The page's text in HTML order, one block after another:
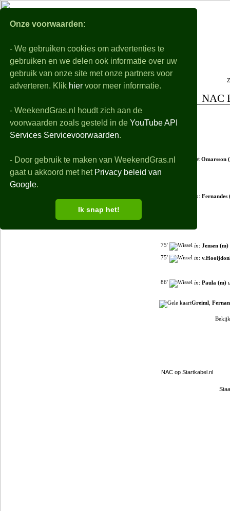
Onze voorwaarden:
- We gebruiken cookies om advertenties te
gebruiken en we delen ook informatie over uw
gebruik van onze site met onze partners voor
adverteren. Klik hier voor meer informatie.
- WeekendGras.nl houdt zich aan de
voorwaarden zoals gesteld in deYouTube API
Services Servicevoorwaarden.
- Door gebruik te maken van WeekendGras.nl
gaat u akkoord met het Privacy beleid van
Google.
Ik snap het!
Nabeschouwingen
Alle eredivisie samenvattingen, uitslagen, details en filmpjes van de gespeelde
NAC
24' Omarsson
in: Fernandes
75' in: Jensen (m)
75' in:
86' in: Paula (m)
Greiml
NAC op Startkabel.nl